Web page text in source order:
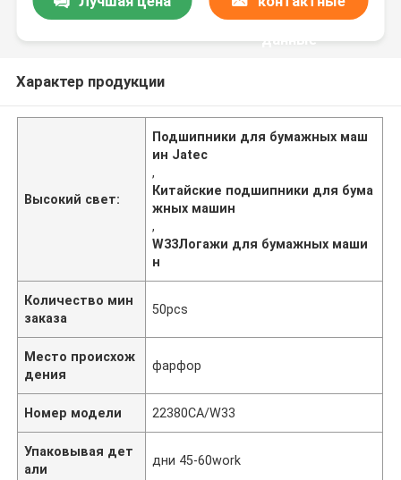
данные
Характер продукции
Высокий свет:
Подшипники для бумажных маш
ин Jatec
,
Китайские подшипники для бума
жных машин
,
W33Логажи для бумажных маши
н
Количество мин
заказа
50pcs
Место происхож
дения
фарфор
Номер модели 22380CA/W33
Упаковывая дет
али
дни 45-60work